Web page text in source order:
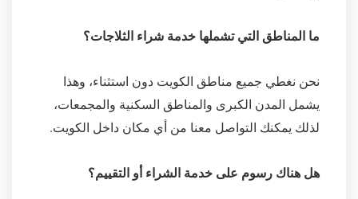
ما المناطق التي تشملها خدمة شراء الثلاجات؟
نحن نغطي جميع مناطق الكويت دون استثناء، وهذا
يشمل المدن الكبرى والمناطق السكنية والمجمعات،
لذلك يمكنك التواصل معنا من أي مكان داخل الكويت.
هل هناك رسوم على خدمة الشراء أو التقييم؟